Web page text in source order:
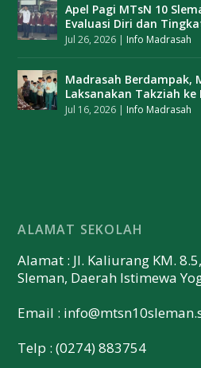
Apel Pagi MTsN 10
Evaluasi Diri dan
Jul 26, 2026 | Info Madrasah
Madrasah Berdampak,
Laksanakan Takziah ke
Jul 16, 2026 | Info Madrasah
ALAMAT SEKOLAH
Alamat : Jl. Kaliurang KM.
Sleman, Daerah Istimewa
Email :
Telp : (0274) 883754